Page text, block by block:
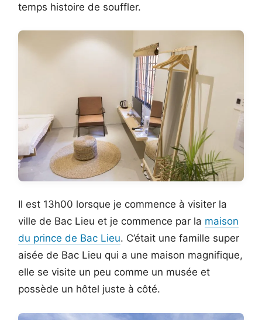
temps histoire de souffler.
Il est 13h00 lorsque je commence à visiter la
ville de Bac Lieu et je commence par la maison
du prince de Bac Lieu. C’était une famille super
aisée de Bac Lieu qui a une maison magnifique,
elle se visite un peu comme un musée et
possède un hôtel juste à côté.